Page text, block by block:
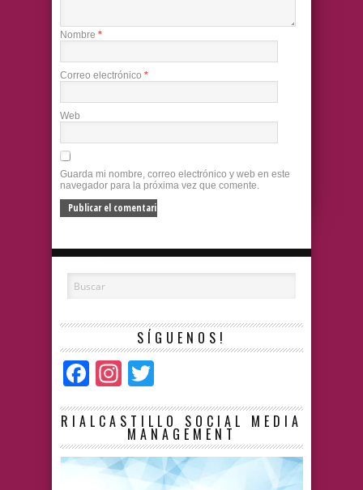
Nombre *
Correo electrónico *
Web
Guarda mi nombre, correo electrónico y web en este
navegador para la próxima vez que comente.
SÍGUENOS!
Facebook
Instagram
RIALCASTILLO SOCIAL MEDIA
MANAGEMENT